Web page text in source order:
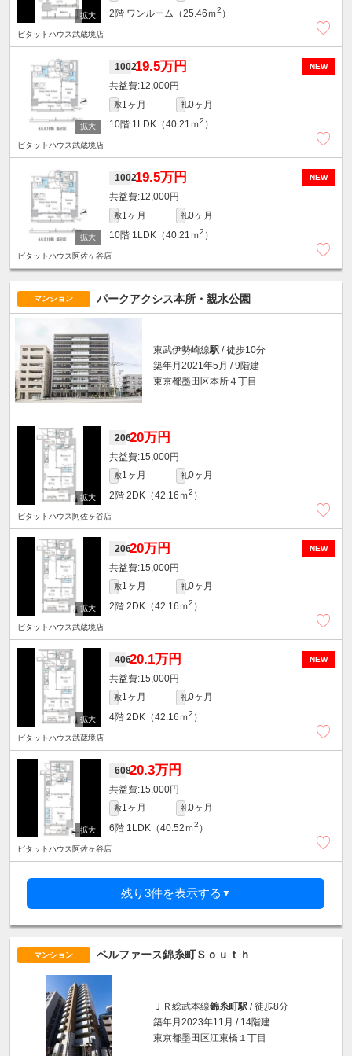
2階 ワンルーム（25.46ｍ2 ）
ピタットハウス武蔵境店
NEW
100219.5万円
12,000円
敷1ヶ月 礼0ヶ月
10階 1LDK（40.21ｍ2 ）
ピタットハウス武蔵境店
NEW
100219.5万円
12,000円
敷1ヶ月 礼0ヶ月
10階 1LDK（40.21ｍ2 ）
ピタットハウス阿佐ヶ谷店
マンション パークアクシス本所・親水公園
東武伊勢崎線駅 / 徒歩10分
築年月2021年5月 / 9階建
東京都墨田区本所４丁目
20620万円
15,000円
敷1ヶ月 礼0ヶ月
2階 2DK（42.16ｍ2 ）
ピタットハウス阿佐ヶ谷店
NEW
20620万円
15,000円
敷1ヶ月 礼0ヶ月
2階 2DK（42.16ｍ2 ）
ピタットハウス武蔵境店
NEW
40620.1万円
15,000円
敷1ヶ月 礼0ヶ月
4階 2DK（42.16ｍ2 ）
ピタットハウス武蔵境店
60820.3万円
15,000円
敷1ヶ月 礼0ヶ月
6階 1LDK（40.52ｍ2 ）
ピタットハウス阿佐ヶ谷店
残り3件を表示する ▼
マンション ベルファース錦糸町Ｓｏｕｔｈ
ＪＲ総武本線錦糸町駅 / 徒歩8分
築年月2023年11月 / 14階建
東京都墨田区江東橋１丁目